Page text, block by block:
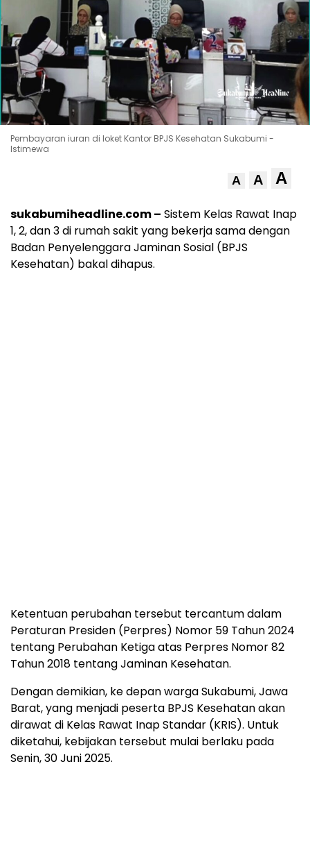
Pembayaran iuran di loket Kantor BPJS Kesehatan Sukabumi -
Istimewa
A A A
sukabumiheadline.com – Sistem Kelas Rawat Inap
1, 2, dan 3 di rumah sakit yang bekerja sama dengan
Badan Penyelenggara Jaminan Sosial (BPJS
Kesehatan) bakal dihapus.
Ketentuan perubahan tersebut tercantum dalam
Peraturan Presiden (Perpres) Nomor 59 Tahun 2024
tentang Perubahan Ketiga atas Perpres Nomor 82
Tahun 2018 tentang Jaminan Kesehatan.
Dengan demikian, ke depan warga Sukabumi, Jawa
Barat, yang menjadi peserta BPJS Kesehatan akan
dirawat di Kelas Rawat Inap Standar (KRIS). Untuk
diketahui, kebijakan tersebut mulai berlaku pada
Senin, 30 Juni 2025.